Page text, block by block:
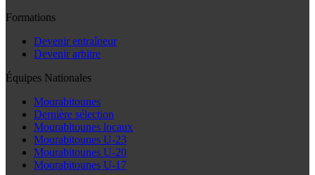
Formations
Devenir entraîneur
Devenir arbitre
Équipes Nationales
Mourabitounes
Dernière sélection
Mourabitounes locaux
Mourabitounes U-23
Mourabitounes U-20
Mourabitounes U-17